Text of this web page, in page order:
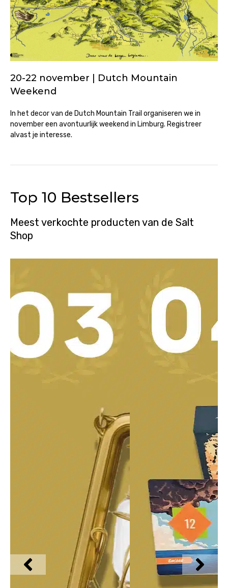
20-22 november | Dutch Mountain
Weekend
In het decor van de Dutch Mountain Trail organiseren we in
november een avontuurlijk weekend in Limburg. Registreer
alvast je interesse.
Top 10 Bestsellers
Meest verkochte producten van de Salt
Shop